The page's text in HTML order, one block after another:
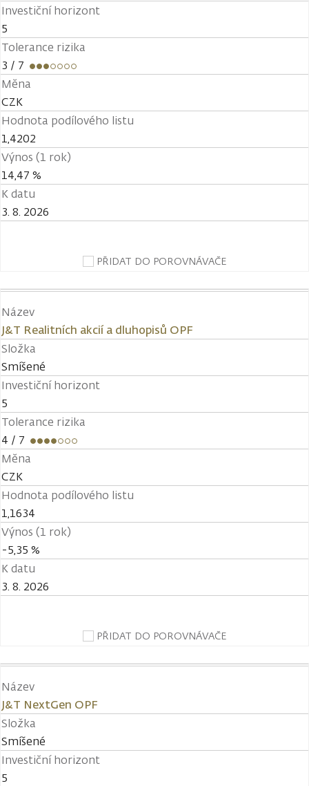
Investiční horizont
5
Tolerance rizika
3 / 7
Měna
CZK
Hodnota podílového listu
1,4202
Výnos (1 rok)
14,47 %
K datu
3. 8. 2026
PŘIDAT DO POROVNÁVAČE
Název
J&T Realitních akcií a dluhopisů OPF
Složka
Smíšené
Investiční horizont
5
Tolerance rizika
4 / 7
Měna
CZK
Hodnota podílového listu
1,1634
Výnos (1 rok)
-5,35 %
K datu
3. 8. 2026
PŘIDAT DO POROVNÁVAČE
Název
J&T NextGen OPF
Složka
Smíšené
Investiční horizont
5